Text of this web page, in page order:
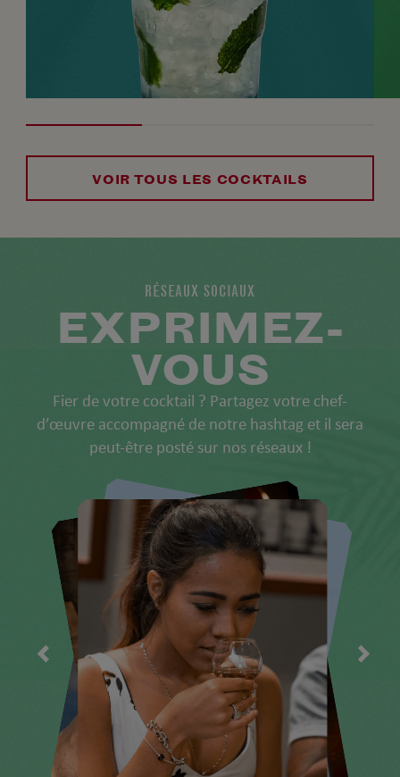
VOIR TOUS LES COCKTAILS
RÉSEAUX SOCIAUX
EXPRIMEZ-
VOUS
Fier de votre cocktail ? Partagez votre chef-
d’œuvre accompagné de notre hashtag et il sera
peut-être posté sur nos réseaux !